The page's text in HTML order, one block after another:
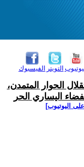
الفيسبوك التويتر
الحوار المتمدن،
اليساري الحر
اليوتيوب]